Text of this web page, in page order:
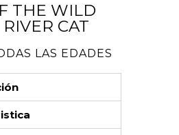
THE WILD
CAT
LAS EDADES